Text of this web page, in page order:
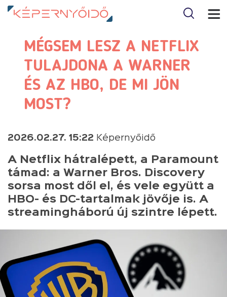
MÉGSEM LESZ A NETFLIX
TULAJDONA A WARNER
ÉS AZ HBO, DE MI JÖN
MOST?
2026.02.27. 15:22 Képernyőidő
A Netflix hátralépett, a Paramount
támad: a Warner Bros. Discovery
sorsa most dől el, és vele együtt a
HBO- és DC-tartalmak jövője is. A
streamingháború új szintre lépett.